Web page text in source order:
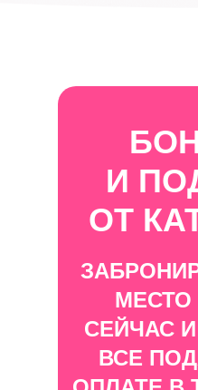
И
ОТ
МЕСТО
СЕЙЧАС
ВСЕ